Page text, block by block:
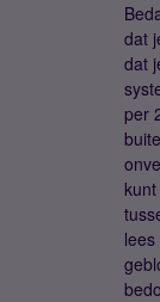
dat
dat
per